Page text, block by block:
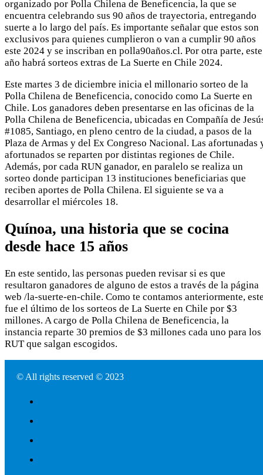
organizado por Polla Chilena de Beneficencia, la que se
encuentra celebrando sus 90 años de trayectoria, entregando
suerte a lo largo del país. Es importante señalar que estos son
exclusivos para quienes cumplieron o van a cumplir 90 años
este 2024 y se inscriban en polla90años.cl. Por otra parte, este
año habrá sorteos extras de La Suerte en Chile 2024.
Este martes 3 de diciembre inicia el millonario sorteo de la
Polla Chilena de Beneficencia, conocido como La Suerte en
Chile. Los ganadores deben presentarse en las oficinas de la
Polla Chilena de Beneficencia, ubicadas en Compañía de
#1085, Santiago, en pleno centro de la ciudad, a pasos de la
Plaza de Armas y del Ex Congreso Nacional. Las afortunadas
afortunados se reparten por distintas regiones de Chile.
Además, por cada RUN ganador, en paralelo se realiza un
sorteo donde participan 13 instituciones beneficiarias que
reciben aportes de Polla Chilena. El siguiente se va a
desarrollar el miércoles 18.
Quínoa, una historia que se cocina
desde hace 15 años
En este sentido, las personas pueden revisar si es que
resultaron ganadores de alguno de estos a través de la página
web /la-suerte-en-chile. Como te contamos anteriormente,
fue el último de los sorteos de La Suerte en Chile por $3
millones. A cargo de Polla Chilena de Beneficencia, la
instancia reparte 30 premios de $3 millones cada uno para los
RUT que salgan escogidos.
© All rights reserved © 2023